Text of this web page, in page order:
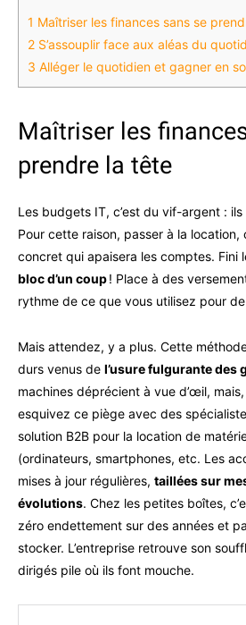
1 Maîtriser les finances sans se
2 S’assouplir face aux aléas du
3 Alléger le quotidien et gagner en
Maîtriser les
prendre la tête
Les budgets IT, c’est du vif-argent :
Pour cette raison, passer à la location,
concret qui apaisera les comptes. Fini
bloc d’un coup! Place à des
rythme de ce que vous utilisez pour
Mais attendez, y a plus. Cette
durs venus de l’usure fulgurante des
machines déprécient à vue d’œil,
esquivez ce piège avec des
solution B2B pour la location de
(ordinateurs, smartphones, etc. Les
mises à jour régulières, taillées sur
évolutions. Chez les petites boîtes,
zéro endettement sur des années et
stocker. L’entreprise retrouve son
dirigés pile où ils font mouche.